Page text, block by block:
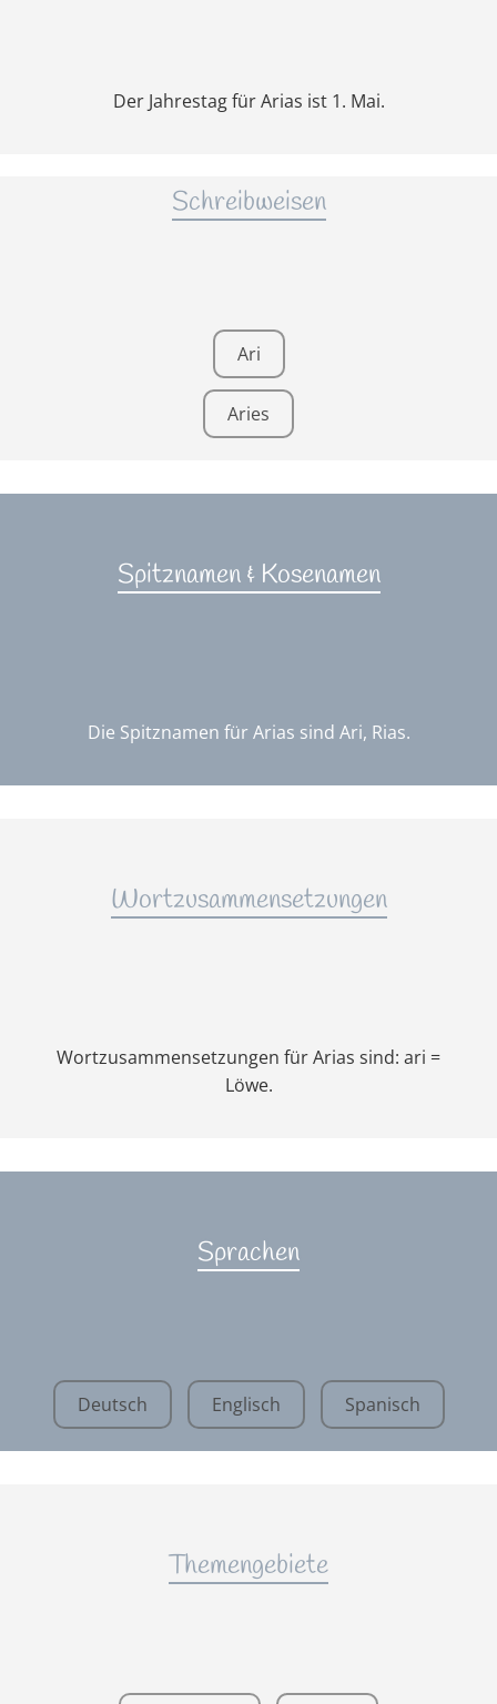
Der Jahrestag für Arias ist 1. Mai.
Schreibweisen
Ari
Aries
Spitznamen & Kosenamen
Die Spitznamen für Arias sind Ari, Rias.
Wortzusammensetzungen
Wortzusammensetzungen für Arias sind: ari =
Löwe.
Sprachen
Deutsch Englisch Spanisch
Themengebiete